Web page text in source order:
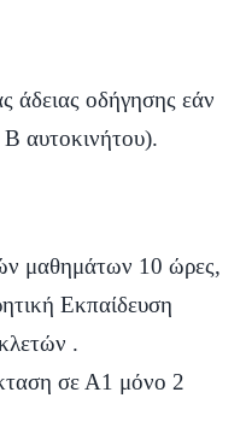
άδειας οδήγησης εάν
αυτοκινήτου).
μαθημάτων 10 ώρες,
Εκπαίδευση
.
σε Α1 μόνο 2